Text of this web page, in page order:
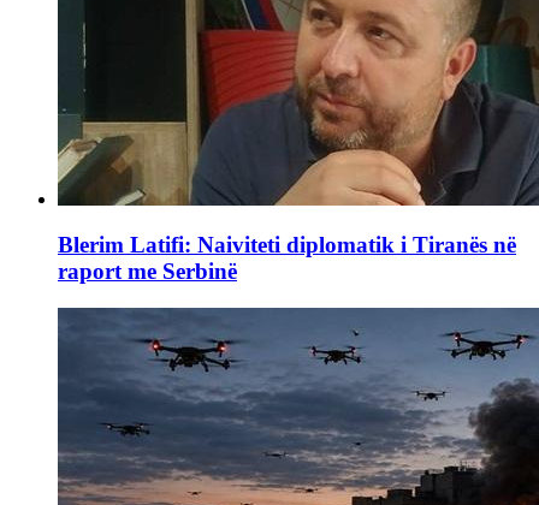
Blerim Latifi: Naiviteti diplomatik i Tiranës në
raport me Serbinë